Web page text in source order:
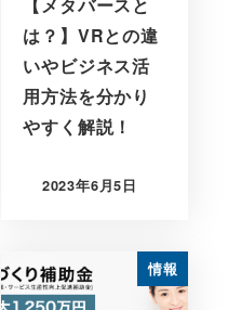
【メタバースと
は？】VRとの違
いやビジネス活
用方法を分かり
やすく解説！
2023年6月5日
情報